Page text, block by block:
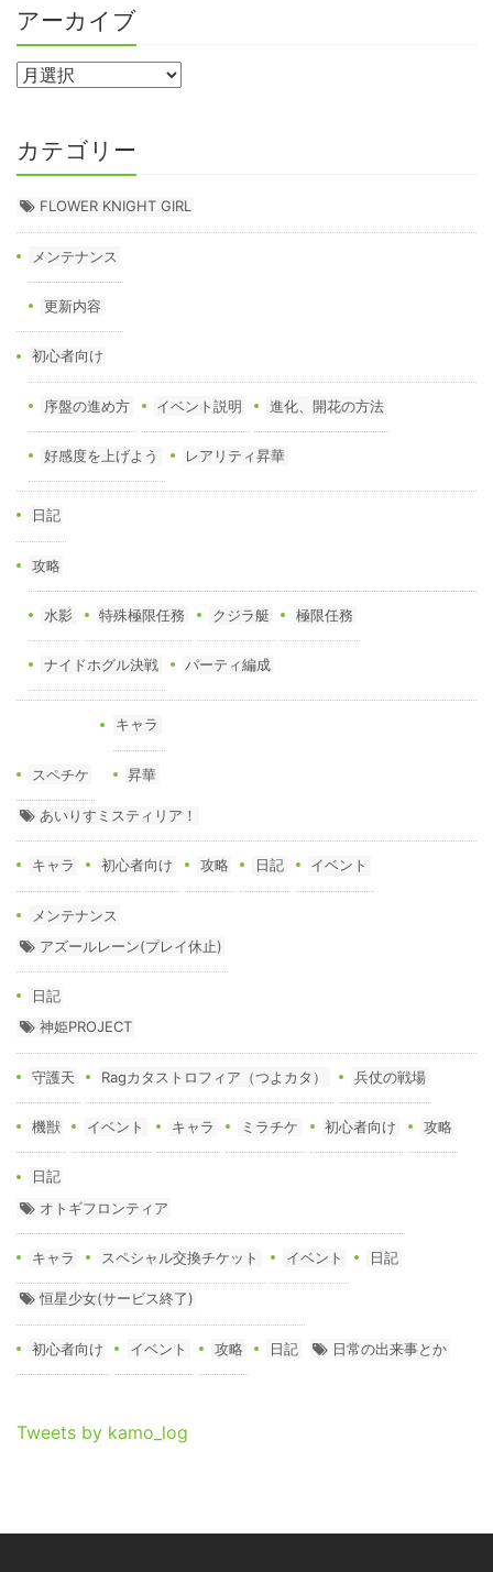
アーカイブ
カテゴリー
FLOWER KNIGHT GIRL
メンテナンス
更新内容
初心者向け
序盤の進め方 イベント説明 進化、開花の方法
好感度を上げよう レアリティ昇華
日記
攻略
水影 特殊極限任務 クジラ艇 極限任務
ナイドホグル決戦 パーティ編成
スペチケ
キャラ
昇華
あいりすミスティリア！
キャラ 初心者向け 攻略 日記 イベント
メンテナンス
アズールレーン(プレイ休止)
日記
神姫PROJECT
守護天 Ragカタストロフィア（つよカタ） 兵仗の戦場
機獣 イベント キャラ ミラチケ 初心者向け 攻略
日記
オトギフロンティア
キャラ スペシャル交換チケット イベント 日記
恒星少女(サービス終了)
初心者向け イベント 攻略 日記 日常の出来事とか
Tweets by kamo_log